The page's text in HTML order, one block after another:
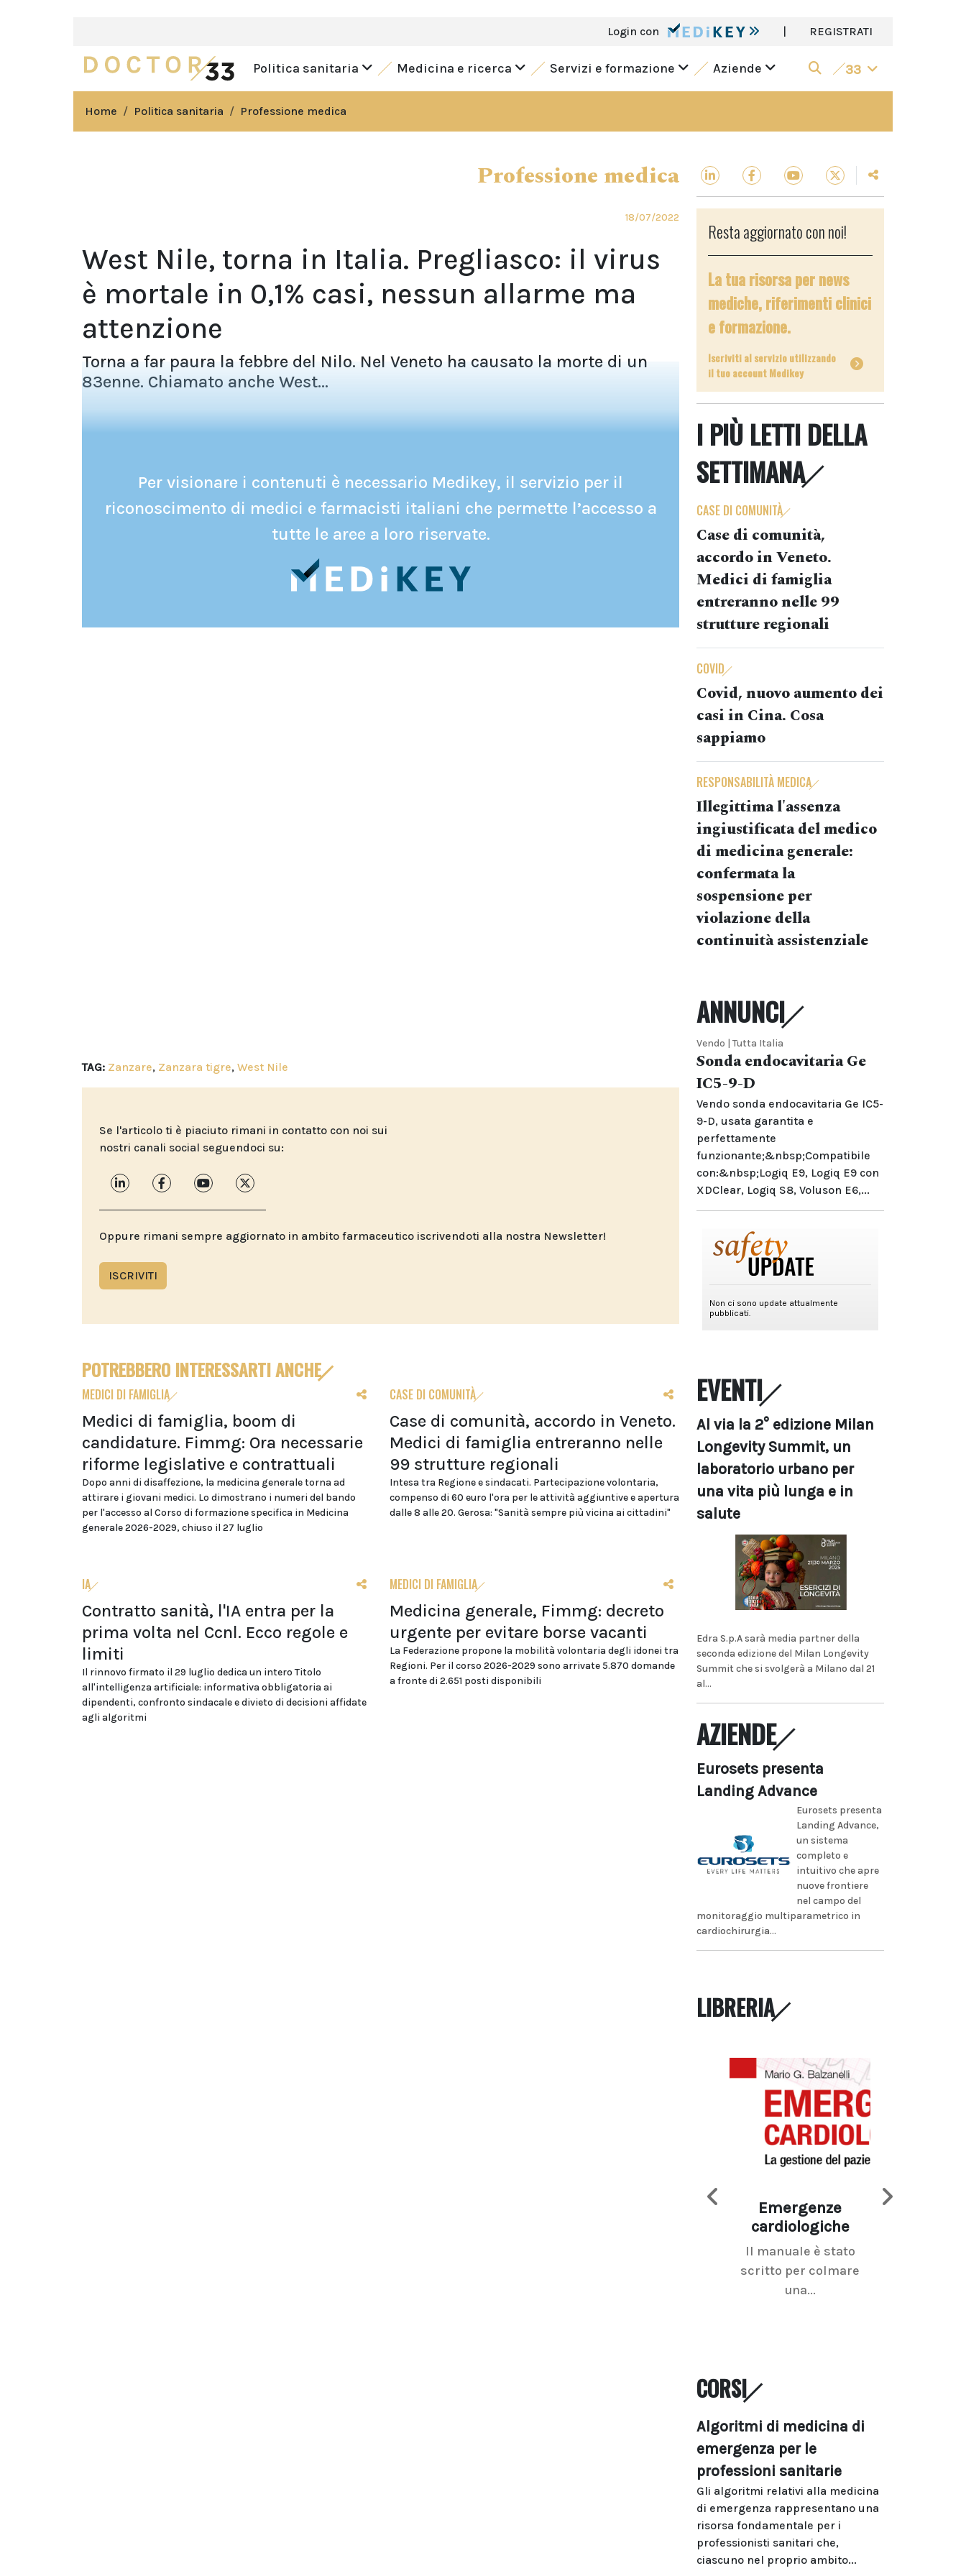
Login con | REGISTRATI
Politica sanitaria Medicina e ricerca Servizi e formazione Aziende 33
Home Politica sanitaria Professione medica
Professione medica
18/07/2022
West Nile, torna in Italia. Pregliasco: il virus
è mortale in 0,1% casi, nessun allarme ma
attenzione
Torna a far paura la febbre del Nilo. Nel Veneto ha causato la morte di un
83enne. Chiamato anche West...
Per visionare i contenuti è necessario Medikey, il servizio per il
riconoscimento di medici e farmacisti italiani che permette l’accesso a
tutte le aree a loro riservate.
TAG: Zanzare, Zanzara tigre, West Nile
Se l'articolo ti è piaciuto rimani in contatto con noi sui
nostri canali social seguendoci su:
Oppure rimani sempre aggiornato in ambito farmaceutico iscrivendoti alla nostra Newsletter!
ISCRIVITI
POTREBBERO INTERESSARTI ANCHE
MEDICI DI FAMIGLIA
Medici di famiglia, boom di
candidature. Fimmg: Ora necessarie
riforme legislative e contrattuali
Dopo anni di disaffezione, la medicina generale torna ad
attirare i giovani medici. Lo dimostrano i numeri del bando
per l'accesso al Corso di formazione specifica in Medicina
generale 2026-2029, chiuso il 27 luglio
CASE DI COMUNITÀ
Case di comunità, accordo in Veneto.
Medici di famiglia entreranno nelle
99 strutture regionali
Intesa tra Regione e sindacati. Partecipazione volontaria,
compenso di 60 euro l'ora per le attività aggiuntive e apertura
dalle 8 alle 20. Gerosa: "Sanità sempre più vicina ai cittadini"
IA
Contratto sanità, l'IA entra per la
prima volta nel Ccnl. Ecco regole e
limiti
Il rinnovo firmato il 29 luglio dedica un intero Titolo
all'intelligenza artificiale: informativa obbligatoria ai
dipendenti, confronto sindacale e divieto di decisioni affidate
agli algoritmi
MEDICI DI FAMIGLIA
Medicina generale, Fimmg: decreto
urgente per evitare borse vacanti
La Federazione propone la mobilità volontaria degli idonei tra
Regioni. Per il corso 2026-2029 sono arrivate 5.870 domande
a fronte di 2.651 posti disponibili
Resta aggiornato con noi!
La tua risorsa per news
mediche, riferimenti clinici
e formazione.
Iscriviti al servizio utilizzando
il tuo account Medikey
I PIÙ LETTI DELLA
SETTIMANA
CASE DI COMUNITÀ
Case di comunità,
accordo in Veneto.
Medici di famiglia
entreranno nelle 99
strutture regionali
COVID
Covid, nuovo aumento dei
casi in Cina. Cosa
sappiamo
RESPONSABILITÀ MEDICA
Illegittima l'assenza
ingiustificata del medico
di medicina generale:
confermata la
sospensione per
violazione della
continuità assistenziale
ANNUNCI
Vendo | Tutta Italia
Sonda endocavitaria Ge
IC5-9-D
Vendo sonda endocavitaria Ge IC5-
9-D, usata garantita e
perfettamente
funzionante;&nbsp;Compatibile
con:&nbsp;Logiq E9, Logiq E9 con
XDClear, Logiq S8, Voluson E6,...
EVENTI
Al via la 2° edizione Milan
Longevity Summit, un
laboratorio urbano per
una vita più lunga e in
salute
Edra S.p.A sarà media partner della
seconda edizione del Milan Longevity
Summit che si svolgerà a Milano dal 21
al...
AZIENDE
Eurosets presenta
Landing Advance
Eurosets presenta
Landing Advance,
un sistema
completo e
intuitivo che apre
nuove frontiere
nel campo del
monitoraggio multiparametrico in
cardiochirurgia...
LIBRERIA
Emergenze
cardiologiche
Il manuale è stato
scritto per colmare
una...
CORSI
Algoritmi di medicina di
emergenza per le
professioni sanitarie
Gli algoritmi relativi alla medicina
di emergenza rappresentano una
risorsa fondamentale per i
professionisti sanitari che,
ciascuno nel proprio ambito...